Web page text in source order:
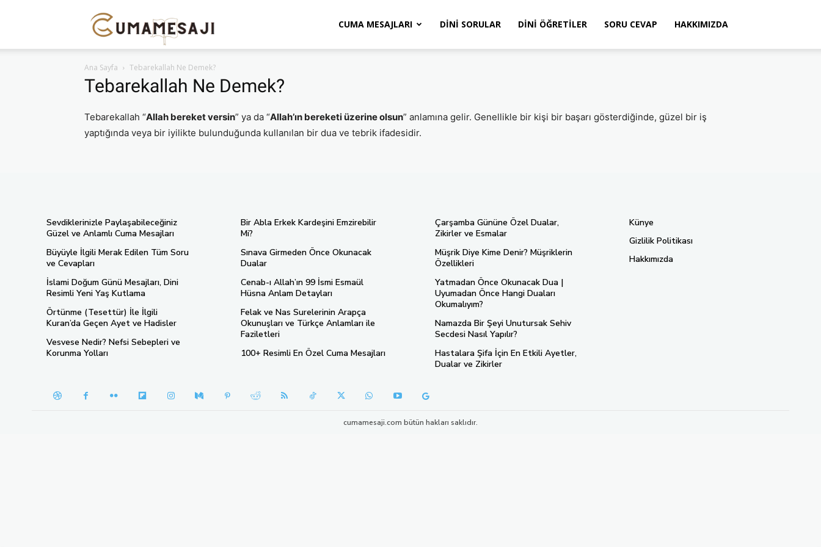
CUMA MESAJLARI DINI SORULAR DINI ÖĞRETILER SORU CEVAP HAKKIMIZDA
Ana Sayfa Tebarekallah Ne Demek?
Tebarekallah Ne Demek?
Tebarekallah “Allah bereket versin” ya da “Allah’ın bereketi üzerine olsun” anlamına gelir. Genellikle bir kişi bir başarı gösterdiğinde, güzel bir iş
yaptığında veya bir iyilikte bulunduğunda kullanılan bir dua ve tebrik ifadesidir.
Sevdiklerinizle Paylaşabileceğiniz
Güzel ve Anlamlı Cuma Mesajları
Büyüyle İlgili Merak Edilen Tüm Soru
ve Cevapları
İslami Doğum Günü Mesajları, Dini
Resimli Yeni Yaş Kutlama
Örtünme (Tesettür) İle İlgili
Kuran’da Geçen Ayet ve Hadisler
Vesvese Nedir? Nefsi Sebepleri ve
Korunma Yolları
Bir Abla Erkek Kardeşini Emzirebilir
Mi?
Sınava Girmeden Önce Okunacak
Dualar
Cenab-ı Allah’ın 99 İsmi Esmaül
Hüsna Anlam Detayları
Felak ve Nas Surelerinin Arapça
Okunuşları ve Türkçe Anlamları ile
Faziletleri
100+ Resimli En Özel Cuma Mesajları
Çarşamba Gününe Özel Dualar,
Zikirler ve Esmalar
Müşrik Diye Kime Denir? Müşriklerin
Özellikleri
Yatmadan Önce Okunacak Dua |
Uyumadan Önce Hangi Duaları
Okumalıyım?
Namazda Bir Şeyi Unutursak Sehiv
Secdesi Nasıl Yapılır?
Hastalara Şifa İçin En Etkili Ayetler,
Dualar ve Zikirler
Künye
Gizlilik Politikası
Hakkımızda
cumamesaji.com bütün hakları saklıdır.